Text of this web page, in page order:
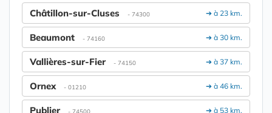
➔ à 23 km.
Châtillon-sur-Cluses - 74300
➔ à 30 km.
Beaumont - 74160
➔ à 37 km.
Vallières-sur-Fier - 74150
➔ à 46 km.
Ornex - 01210
➔ à 53 km.
Publier - 74500